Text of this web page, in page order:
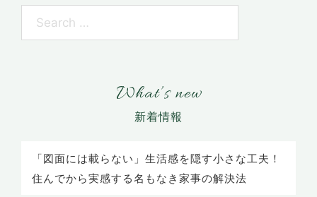
What’s new
「図面には載らない」生活感を隠す小さな工夫！
住んでから実感する名もなき家事の解決法